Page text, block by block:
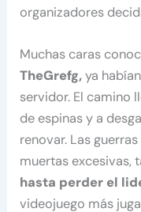
organizadores
Muchas caras
TheGrefg,ya
servidor. El camino
de espinas y a
renovar. Las
muertas excesivas,
hasta perder el
videojuego más